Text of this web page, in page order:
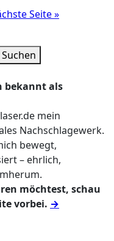
Seite »
Suchen
bekannt als
mein
Nachschlagewerk.
bewegt,
– ehrlich,
möchtest, schau
vorbei. →